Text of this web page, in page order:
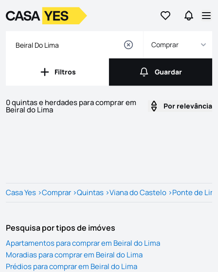
Ir para osIr para
LogoIr para a homepage
Comprar
Filtros
Filtros Guardar
Guardar
0 quintas e herdades para comprar em
Beiral do Lima Por relevância
Casa Yes >Comprar >Quintas >Viana do Castelo >Ponte de
Pesquisa por tipos de imóves
Apartamentos para comprar em Beiral do Lima
Moradias para comprar em Beiral do Lima
Prédios para comprar em Beiral do Lima